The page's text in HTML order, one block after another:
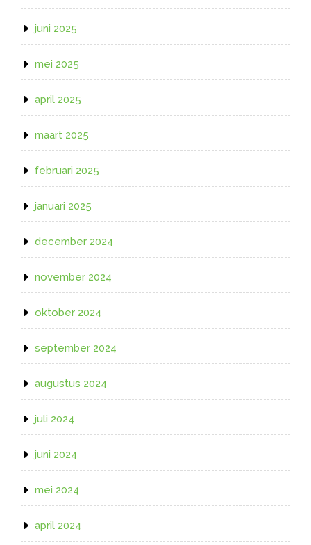
juni 2025
mei 2025
april 2025
maart 2025
februari 2025
januari 2025
december 2024
november 2024
oktober 2024
september 2024
augustus 2024
juli 2024
juni 2024
mei 2024
april 2024